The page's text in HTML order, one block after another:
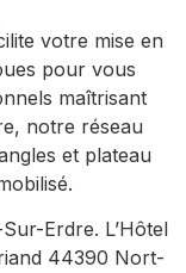
votre mise en
pour vous
maîtrisant
notre réseau
et plateau
Erdre. L’Hôtel
44390 Nort-